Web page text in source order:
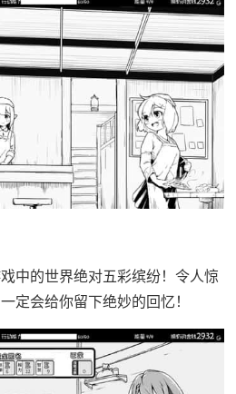
中的世界绝对五彩缤纷！令人惊
定会给你留下绝妙的回忆！